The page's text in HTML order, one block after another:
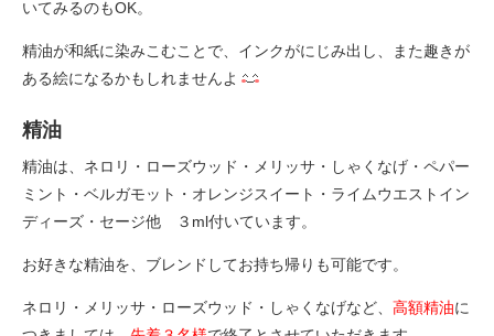
いてみるのもOK。
精油が和紙に染みこむことで、インクがにじみ出し、また趣きが
ある絵になるかもしれませんよ
精油
精油は、ネロリ・ローズウッド・メリッサ・しゃくなげ・ペパー
ミント・ベルガモット・オレンジスイート・ライムウエストイン
ディーズ・セージ他 ３ml付いています。
お好きな精油を、ブレンドしてお持ち帰りも可能です。
ネロリ・メリッサ・ローズウッド・しゃくなげなど、 高額精油に